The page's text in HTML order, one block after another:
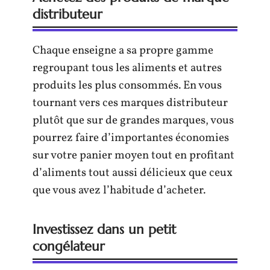
distributeur
Chaque enseigne a sa propre gamme
regroupant tous les aliments et autres
produits les plus consommés. En vous
tournant vers ces marques distributeur
plutôt que sur de grandes marques, vous
pourrez faire d’importantes économies
sur votre panier moyen tout en profitant
d’aliments tout aussi délicieux que ceux
que vous avez l’habitude d’acheter.
Investissez dans un petit
congélateur